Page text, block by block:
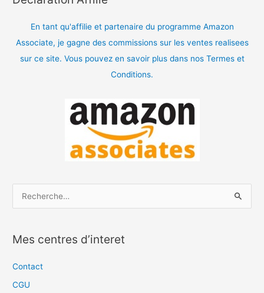
En tant qu'affilie et partenaire du programme Amazon
Associate, je gagne des commissions sur les ventes realisees
sur ce site. Vous pouvez en savoir plus dans nos Termes et
Conditions.
h
e
Mes centres d’interet
Contact
CGU